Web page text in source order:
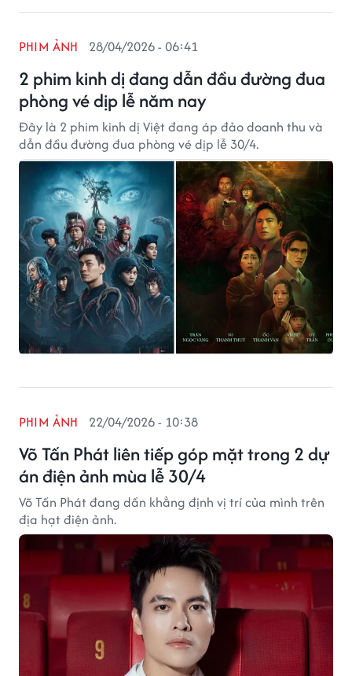
2 phim kinh dị đang dẫn đầu đường đua
phòng vé dịp lễ năm nay
PHIM ẢNH 28/04/2026 - 06:41
Đây là 2 phim kinh dị Việt đang áp đảo doanh thu và
dẫn đầu đường đua phòng vé dịp lễ 30/4.
Võ Tấn Phát liên tiếp góp mặt trong 2 dự
án điện ảnh mùa lễ 30/4
PHIM ẢNH 22/04/2026 - 10:38
Võ Tấn Phát đang dần khẳng định vị trí của mình trên
địa hạt điện ảnh.